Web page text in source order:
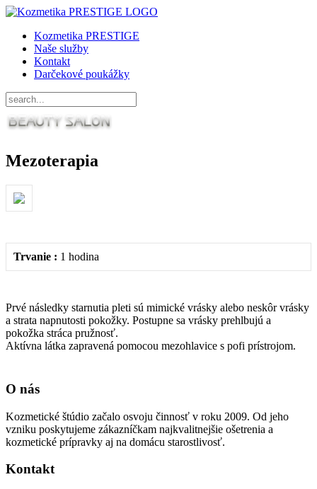
Kozmetika PRESTIGE
Naše služby
Kontakt
Darčekové poukážky
Mezoterapia
Trvanie : 1 hodina
Prvé následky starnutia pleti sú mimické vrásky alebo neskôr vrásky
a strata napnutosti pokožky. Postupne sa vrásky prehlbujú a
pokožka stráca pružnosť.
Aktívna látka zapravená pomocou mezohlavice s pofi prístrojom.
O nás
Kozmetické štúdio začalo osvoju činnosť v roku 2009. Od jeho
vzniku poskytujeme zákazníčkam najkvalitnejšie ošetrenia a
kozmetické prípravky aj na domácu starostlivosť.
Kontakt